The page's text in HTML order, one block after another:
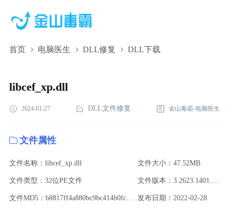
首页 电脑医生 DLL修复 DLL下载
libcef_xp.dll,libcef_xp.dll下载,libcef_xp.dll修复
libcef_xp.dll
2024-01-27 DLL文件修复 金山毒霸-电脑医生
文件属性
文件名称：libcef_xp.dll 文件大小：47.52MB
文件类型：32位PE文件 文件版本：3.2623.1401.gb90a3be
文件MD5：b8817ff4a880bc9bc414b0fc64aa4762 发布日期：2022-02-28